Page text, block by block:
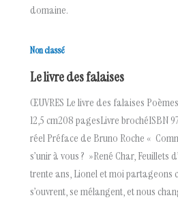
domaine.
Non classé
Le livre des falaises
ŒUVRES Le livre des falaises
12,5 cm208 pagesLivre brochéISBN
réel Préface de Bruno Roche «
s’unir à vous ? »René Char, Feuillets
trente ans, Lionel et moi partageons
s’ouvrent, se mélangent, et nous